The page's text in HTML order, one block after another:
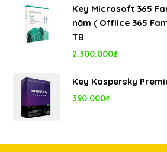
là:
Key Microsoft 365
năm ( Offiice 365
TB
2.300.000₫
Key Kaspersky
390.000₫